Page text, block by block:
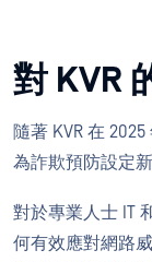
對 KVR
隨著 KVR 在
為詐欺預防設定
對於專業人士 IT
何有效應對網路